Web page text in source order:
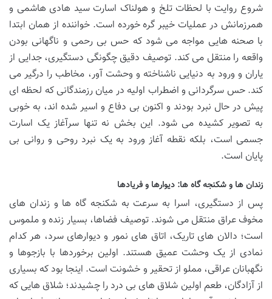
شروع روایت با لحظات تلخ و هولناک اسارت سید هادی هاشمی و
همرزمانش در عملیات خیبر گره خورده است. خواننده از همان ابتدا
با صحنه هایی مواجه می شود که حس بی رحمی و ناگهانی بودن
واقعه را منتقل می کند. توصیف دقیق چگونگی دستگیری، جدایی از
یاران و ورود به دنیایی ناشناخته و وحشت آور، مخاطب را درگیر می
کند. حس سرگردانی و اضطراب اولیه در میان رزمندگانی که لحظه ای
پیش در حال نبرد بودند و اکنون بی دفاع و اسیر شده اند، به خوبی
به تصویر کشیده می شود. این بخش نه تنها سرآغاز یک اسارت
جسمی است، بلکه نقطه آغاز ورود به یک نبرد روحی و روانی بی
پایان است.
زندان ها و شکنجه گاه ها: دیوارها و فریادها
پس از دستگیری، اسرا به سرعت به شکنجه گاه ها و زندان های
مخوف عراق منتقل می شوند. توصیف فضاها، بسیار زنده و ملموس
است؛ دالان های تاریک، اتاق های نمور و دیوارهای سرد، هر کدام
نمادی از یک وحشت عمیق هستند. اولین برخوردها با بازجوها و
نگهبانان عراقی، مملو از تحقیر و خشونت است. اینجا بود که بسیاری
از آزادگان، طعم اولین شلاق های بی درد را چشیدند؛ شلاق هایی که